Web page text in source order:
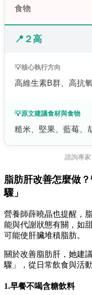
食物
📍２高
💡核心執行方向
高維生素B群、高抗
💡原文建議食材與食物
糙米、堅果、藍莓、
諮詢專
脂肪肝改善怎麼做
驟」
營養師薛曉晶也提醒，
能與代謝狀態有關，如
可能使肝臟堆積脂肪。
關於改善脂肪肝，她建
驟」，從日常飲食與活
1.早餐不喝含糖飲料